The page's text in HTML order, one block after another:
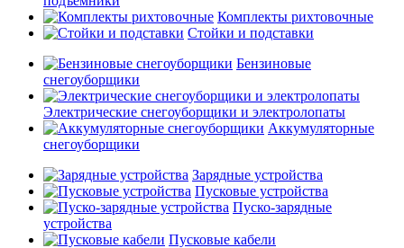
Комплекты рихтовочные
Стойки и подставки
Бензиновые
снегоуборщики
Электрические снегоуборщики и электролопаты
Аккумуляторные
снегоуборщики
Зарядные устройства
Пусковые устройства
Пуско-зарядные
устройства
Пусковые кабели